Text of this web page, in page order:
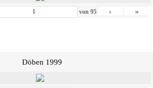
von 95 › »
Döben 1999